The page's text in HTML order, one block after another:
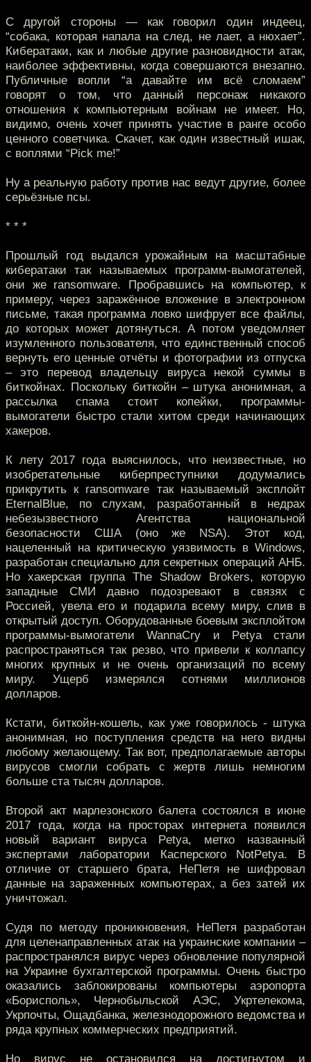
С другой стороны — как говорил один индеец,
“собака, которая напала на след, не лает, а нюхает”.
Кибератаки, как и любые другие разновидности атак,
наиболее эффективны, когда совершаются внезапно.
Публичные вопли “а давайте им всё сломаем”
говорят о том, что данный персонаж никакого
отношения к компьютерным войнам не имеет. Но,
видимо, очень хочет принять участие в ранге особо
ценного советчика. Скачет, как один известный ишак,
с воплями “Pick me!”
Ну а реальную работу против нас ведут другие, более
серьёзные псы.
* * *
Прошлый год выдался урожайным на масштабные
кибератаки так называемых программ-вымогателей,
они же ransomware. Пробравшись на компьютер, к
примеру, через заражённое вложение в электронном
письме, такая программа ловко шифрует все файлы,
до которых может дотянуться. А потом уведомляет
изумленного пользователя, что единственный способ
вернуть его ценные отчёты и фотографии из отпуска
– это перевод владельцу вируса некой суммы в
биткойнах. Поскольку биткойн – штука анонимная, а
рассылка спама стоит копейки, программы-
вымогатели быстро стали хитом среди начинающих
хакеров.
К лету 2017 года выяснилось, что неизвестные, но
изобретательные киберпреступники додумались
прикрутить к ransomware так называемый эксплойт
EternalBlue, по слухам, разработанный в недрах
небезызвестного Агентства национальной
безопасности США (оно же NSA). Этот код,
нацеленный на критическую уязвимость в Windows,
разработан специально для секретных операций АНБ.
Но хакерская группа The Shadow Brokers, которую
западные СМИ давно подозревают в связях с
Россией, увела его и подарила всему миру, слив в
открытый доступ. Оборудованные боевым эксплойтом
программы-вымогатели WannaCry и Petya стали
распространяться так резво, что привели к коллапсу
многих крупных и не очень организаций по всему
миру. Ущерб измерялся сотнями миллионов
долларов.
Кстати, биткойн-кошель, как уже говорилось - штука
анонимная, но поступления средств на него видны
любому желающему. Так вот, предполагаемые авторы
вирусов смогли собрать с жертв лишь немногим
больше ста тысяч долларов.
Второй акт марлезонского балета состоялся в июне
2017 года, когда на просторах интернета появился
новый вариант вируса Petya, метко названный
экспертами лаборатории Касперского NotPetya. В
отличие от старшего брата, НеПетя не шифровал
данные на зараженных компьютерах, а без затей их
уничтожал.
Судя по методу проникновения, НеПетя разработан
для целенаправленных атак на украинские компании –
распространялся вирус через обновление популярной
на Украине бухгалтерской программы. Очень быстро
оказались заблокированы компьютеры аэропорта
«Борисполь», Чернобыльской АЭС, Укртелекома,
Укрпочты, Ощадбанка, железнодорожного ведомства и
ряда крупных коммерческих предприятий.
Но вирус не остановился на достигнутом и